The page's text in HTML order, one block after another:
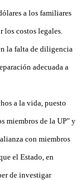
a los familiares
los costos legales.
la falta de diligencia
adecuada a
a la vida, puesto
miembros de la UP" y
con miembros
el Estado, en
de investigar